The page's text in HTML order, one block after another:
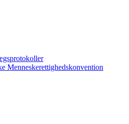
Menneskerettighedskonvention